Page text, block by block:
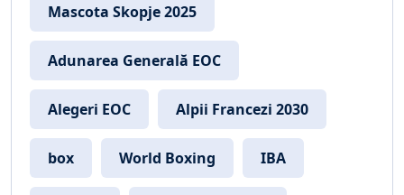
Mascota Skopje 2025
Adunarea Generală EOC
Alegeri EOC Alpii Francezi 2030
box World Boxing IBA